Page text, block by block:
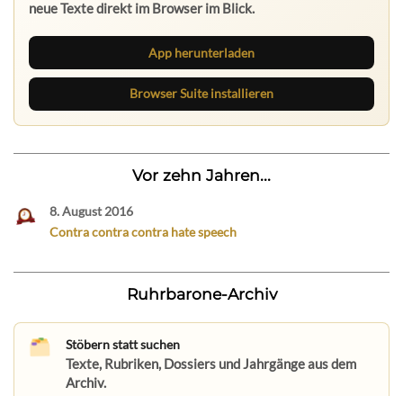
neue Texte direkt im Browser im Blick.
App herunterladen
Browser Suite installieren
Vor zehn Jahren...
8. August 2016
Contra contra contra hate speech
Ruhrbarone-Archiv
Stöbern statt suchen
Texte, Rubriken, Dossiers und Jahrgänge aus dem
Archiv.